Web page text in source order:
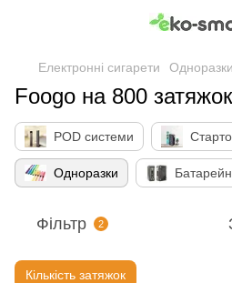
Електронні сигарети Одноразки
Foogo на 800 затяжок
POD системи
Одноразки
Фільтр 2
Кількість затяжок